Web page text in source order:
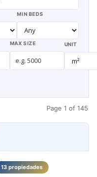
MIN BEDS
MAX SIZE UNIT
Page 1 of 145
13 propiedades